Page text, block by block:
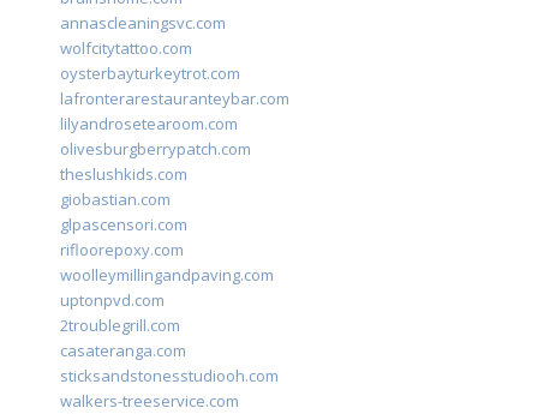
annascleaningsvc.com
wolfcitytattoo.com
oysterbayturkeytrot.com
lafronterarestauranteybar.com
lilyandrosetearoom.com
olivesburgberrypatch.com
theslushkids.com
giobastian.com
glpascensori.com
rifloorepoxy.com
woolleymillingandpaving.com
uptonpvd.com
2troublegrill.com
casateranga.com
sticksandstonesstudiooh.com
walkers-treeservice.com